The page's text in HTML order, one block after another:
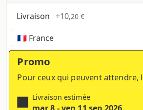
Livraison +10,20 €
Temps, coûts et taxes peuvent
région et les produits contenus
Promo
Pour ceux qui peuvent attendre,
Livraison estimée